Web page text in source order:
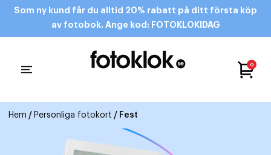
Som ny kund får du alltid 20% rabatt på ditt första köp
av fotobok. Ange kod: FOTOKLOKIDAG
0
Hem / Personliga fotokort / Fest